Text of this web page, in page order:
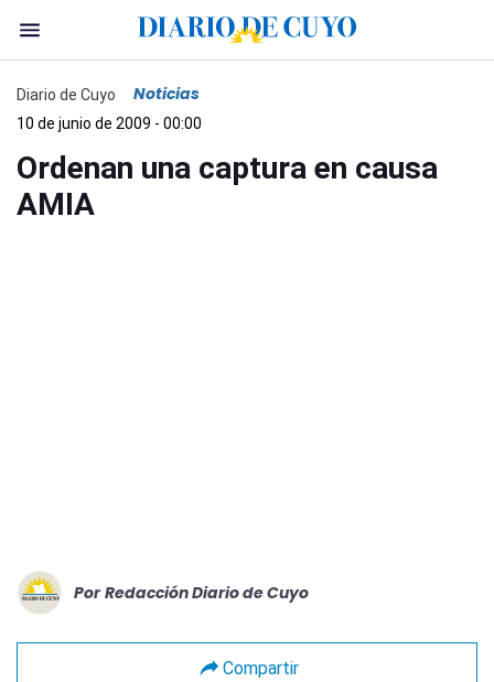
Diario de Cuyo Noticias
10 de junio de 2009 - 00:00
Ordenan una captura en causa
AMIA
Por Redacción Diario de Cuyo
Compartir